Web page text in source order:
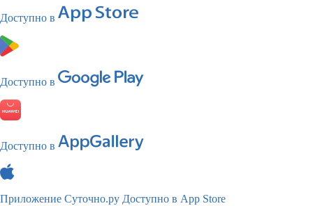
Доступно в
Доступно в
Доступно в
Приложение Суточно.ру Доступно в App Store